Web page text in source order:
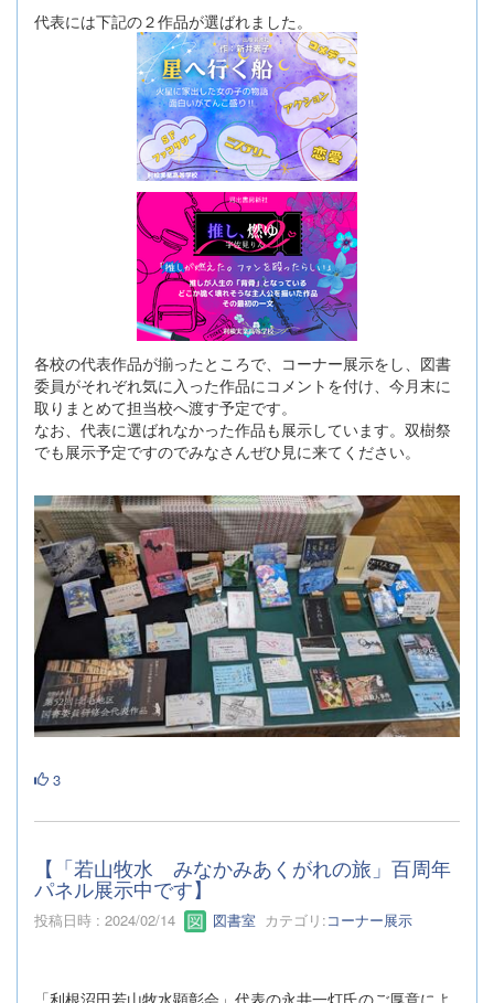
代表には下記の２作品が選ばれました。
各校の代表作品が揃ったところで、コーナー展示をし、図書
委員がそれぞれ気に入った作品にコメントを付け、今月末に
取りまとめて担当校へ渡す予定です。
なお、代表に選ばれなかった作品も展示しています。双樹祭
でも展示予定ですのでみなさんぜひ見に来てください。
3
【「若山牧水 みなかみあくがれの旅」百周年
パネル展示中です】
投稿日時 : 2024/02/14 図書室 カテゴリ:コーナー展示